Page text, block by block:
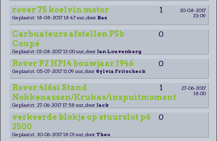
rover 75 koelvin motor 1
20-08-2017
23:09
Geplaatst: 18-08-2017 18:47 uur, door Bas
Carbuateurs afstellen P5b
Coupé
0
Geplaatst: 01-08-2017 13:00 uur, door Jan Louvenberg
Rover P2 HP14 bouwjaar 1946 0
Geplaatst: 05-07-2017 11:09 uur, door Sylvia Fritscheck
Rover 416si Stand
Nokkenassen/Krukas/inspuitmoment
1
27-06-2017
18:00
Geplaatst: 27-06-2017 17:58 uur, door Jack
verkeerde blokje op stuurslot p6
3500
0
Geplaatst: 20-06-2017 18:01 uur, door Theo